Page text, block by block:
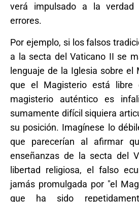
verá impulsado a la
errores.
Por ejemplo, si los falsos
a la secta del Vaticano II se
lenguaje de la Iglesia sobre el
que el Magisterio está
magisterio auténtico es
sumamente difícil siquiera
su posición. Imagínese lo
que parecerían al afirmar
enseñanzas de la secta del
libertad religiosa, el falso
jamás promulgada por "el
que ha sido